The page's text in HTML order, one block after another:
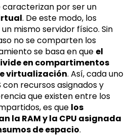
caracterizan por ser un
. De este modo, los
mismo servidor físico. Sin
no se comparten los
se basa en que el
en compartimentos
virtualización. Así, cada uno
con recursos asignados y
que existen entre los
es que los
la RAM y la CPU asignada
de espacio.